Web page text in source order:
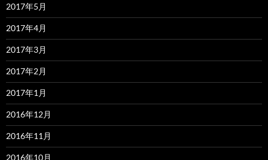
2017年5月
2017年4月
2017年3月
2017年2月
2017年1月
2016年12月
2016年11月
2016年10月